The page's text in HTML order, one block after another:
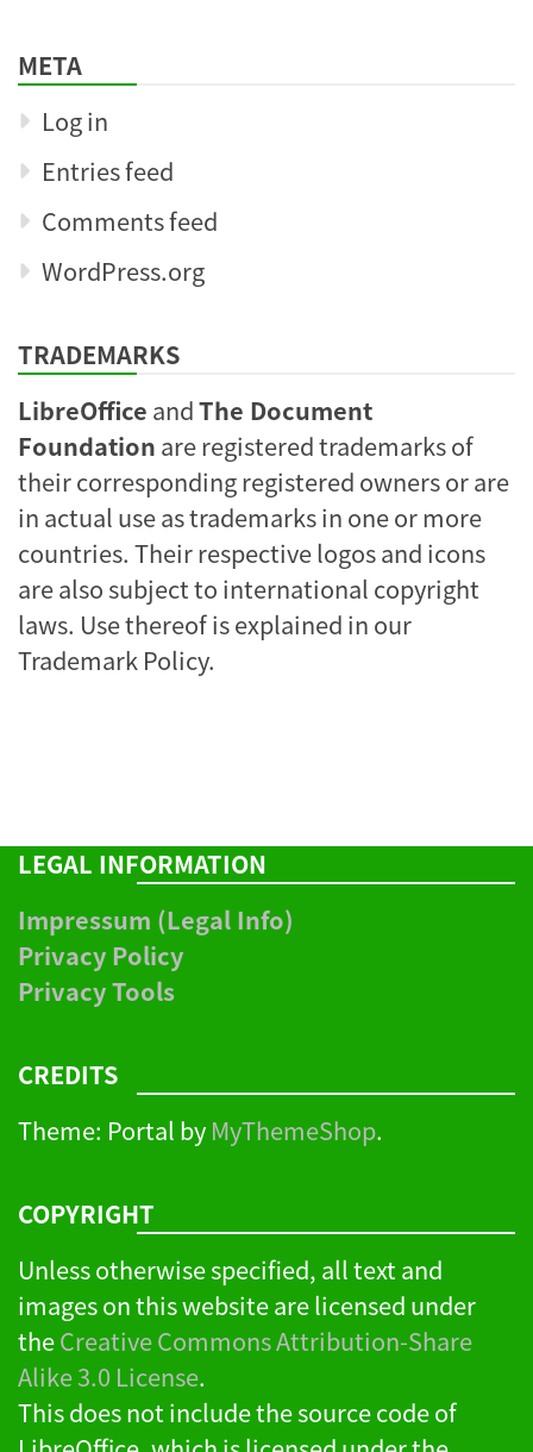
META
Log in
Entries feed
Comments feed
WordPress.org
TRADEMARKS
LibreOffice andThe Document
Foundation are registered trademarks of
their corresponding registered owners or are
in actual use as trademarks in one or more
countries. Their respective logos and icons
are also subject to international copyright
laws. Use thereof is explained in our
Trademark Policy.
LEGAL INFORMATION
Impressum (Legal Info)
Privacy Policy
Privacy Tools
CREDITS
Theme: Portal by MyThemeShop.
COPYRIGHT
Unless otherwise specified, all text and
images on this website are licensed under
theCreative Commons Attribution-Share
Alike 3.0 License.
This does not include the source code of